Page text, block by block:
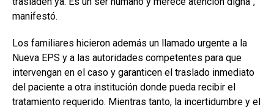
manifestó.
Los familiares hicieron además un llamado urgente a la
Nueva EPS y a las autoridades competentes para que
intervengan en el caso y garanticen el traslado inmediato
del paciente a otra institución donde pueda recibir el
tratamiento requerido. Mientras tanto, la incertidumbre y el